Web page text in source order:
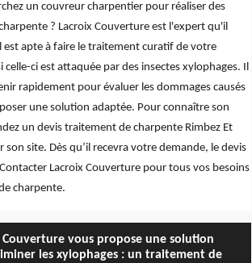
un couvreur charpentier pour réaliser des
? Lacroix Couverture est l'expert qu'il
est apte à faire le traitement curatif de votre
celle-ci est attaquée par des insectes xylophages. Il
rapidement pour évaluer les dommages causés
une solution adaptée. Pour connaître son
un devis traitement de charpente Rimbez Et
son site. Dès qu’il recevra votre demande, le devis
Lacroix Couverture pour tous vos besoins
charpente.
Couverture vous propose une solution
les xylophages : un traitement de